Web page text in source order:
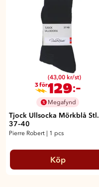
(43,00 kr/st)
3 för129:-
Megafynd
Tjock Ullsocka Mörkblå Stl.
37–40
Pierre Robert 1 pcs
Köp